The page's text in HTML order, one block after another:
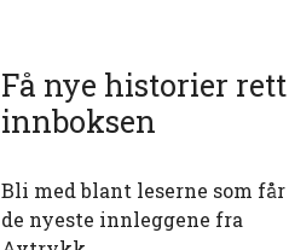
Få nye historier
innboksen
Bli med blant leserne som får
de nyeste innleggene fra